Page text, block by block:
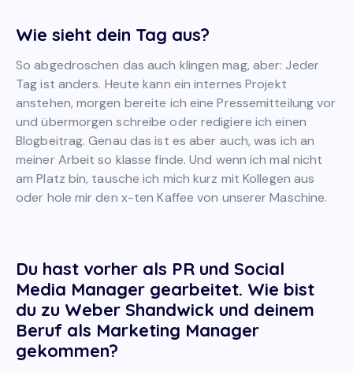
Wie sieht dein Tag aus?
So abgedroschen das auch klingen mag, aber: Jeder
Tag ist anders. Heute kann ein internes Projekt
anstehen, morgen bereite ich eine Pressemitteilung vor
und übermorgen schreibe oder redigiere ich einen
Blogbeitrag. Genau das ist es aber auch, was ich an
meiner Arbeit so klasse finde. Und wenn ich mal nicht
am Platz bin, tausche ich mich kurz mit Kollegen aus
oder hole mir den x-ten Kaffee von unserer Maschine.
Du hast vorher als PR und Social
Media Manager gearbeitet. Wie bist
du zu Weber Shandwick und deinem
Beruf als Marketing Manager
gekommen?